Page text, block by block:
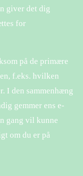
giver det dig
for
på de primære
f.eks. hvilken
I den sammenhæng
gemmer ens e-
gang vil kunne
om du er på